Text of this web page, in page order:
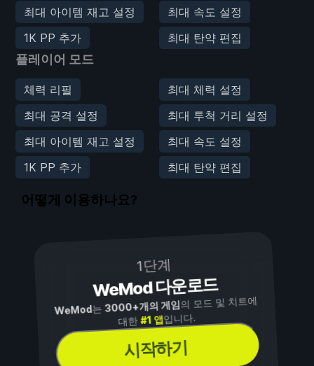
최대 아이템 재고 설정
최대 속도 설정
1K PP 추가
최대 탄약 편집
플레이어 모드
체력 리필
최대 체력 설정
최대 공격 설정
최대 투척 거리 설정
최대 아이템 재고 설정
최대 속도 설정
1K PP 추가
최대 탄약 편집
어떻게 이용하나요?
1단계
WeMod 다운로드
WeMod는3000+개의 게임의 모드 및 치트에
대한#1 앱입니다.
시작하기